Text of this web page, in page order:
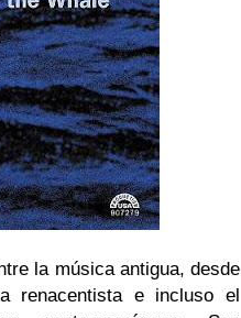
la música antigua, desde
renacentista e incluso el